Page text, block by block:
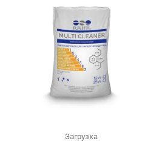
Загрузка